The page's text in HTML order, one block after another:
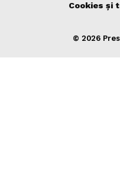
Cookies și
© 2026